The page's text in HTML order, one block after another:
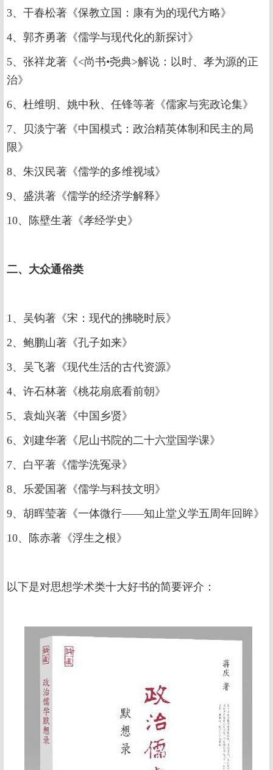
3、干春松著《保教立国：康有为的现代方略》
4、郭齐勇著《儒学与现代化的新探讨》
5、张祥龙著《<尚书•尧典>解说：以时、孝为源的正
治》
6、杜维明、姚中秋、任锋等著《儒家与宪政论集》
7、贝淡宁著《中国模式：政治精英体制和民主的局
限》
8、朱汉民著《儒学的多维视域》
9、盛洪著《儒学的经济学解释》
10、陈壁生著《孝经学史》
二、大众通俗类
1、吴钩著《宋：现代的拂晓时辰》
2、鲍鹏山著《孔子如来》
3、吴飞著《现代生活的古代资源》
4、许石林著《桃花扇底看前朝》
5、袁灿兴著《中国乡贤》
6、刘建华著《尼山书院的二十六堂国学课》
7、白平著《儒学洗冤录》
8、乐爱国著《儒学与科技文明》
9、胡晖莹著《一体微行——知止堂义学五周年回眸》
10、陈赤著《浮生之根》
以下是对思想学术类十大好书的简要评介：